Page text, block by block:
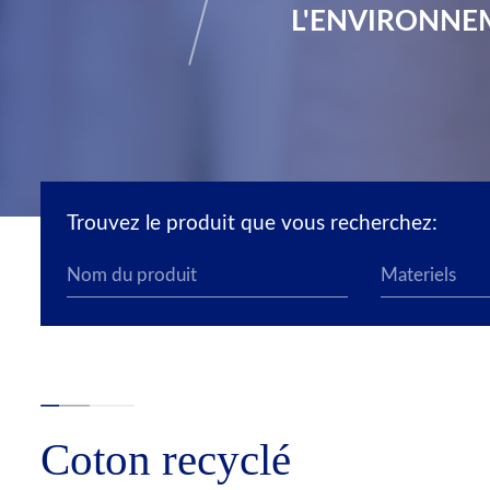
Trouvez le produit que vous recherchez:
Coton recyclé